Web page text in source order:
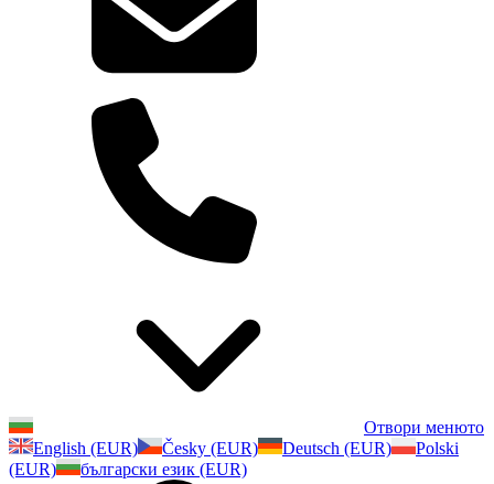
Отвори менюто
English (EUR)
Česky (EUR) Deutsch (EUR)
Polski
(EUR)
български език (EUR)